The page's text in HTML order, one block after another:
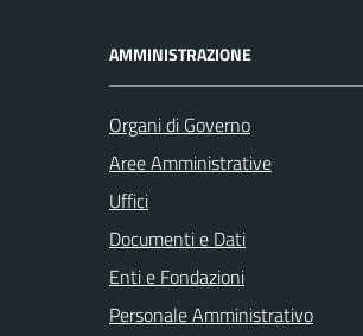
AMMINISTRAZIONE
Organi di Governo
Aree Amministrative
Uffici
Documenti e Dati
Enti e Fondazioni
Personale Amministrativo